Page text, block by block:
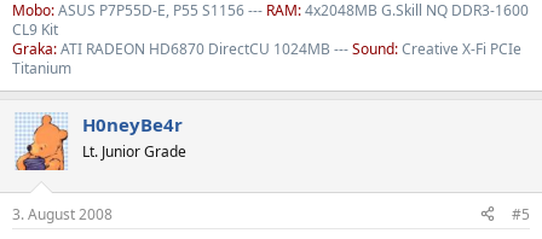
Mobo:ASUS P7P55D-E, P55 S1156 --- RAM:4x2048MB G.Skill NQ DDR3-1600
CL9 Kit
Graka:ATI RADEON HD6870 DirectCU 1024MB ---Sound:Creative X-Fi PCIe
Titanium
H0neyBe4r
Lt. Junior Grade
3. August 2008 #5